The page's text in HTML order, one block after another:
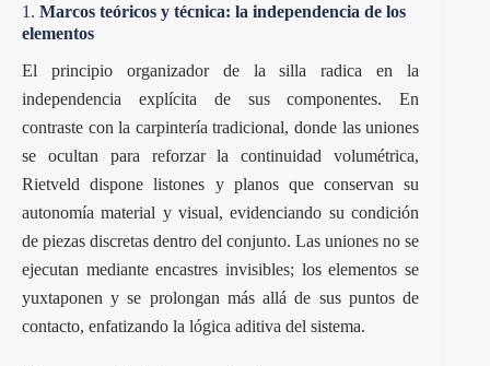
1. Marcos teóricos y técnica: la independencia de los
elementos
El principio organizador de la silla radica en la
independencia explícita de sus componentes. En
contraste con la carpintería tradicional, donde las uniones
se ocultan para reforzar la continuidad volumétrica,
Rietveld dispone listones y planos que conservan su
autonomía material y visual, evidenciando su condición
de piezas discretas dentro del conjunto. Las uniones no se
ejecutan mediante encastres invisibles; los elementos se
yuxtaponen y se prolongan más allá de sus puntos de
contacto, enfatizando la lógica aditiva del sistema.